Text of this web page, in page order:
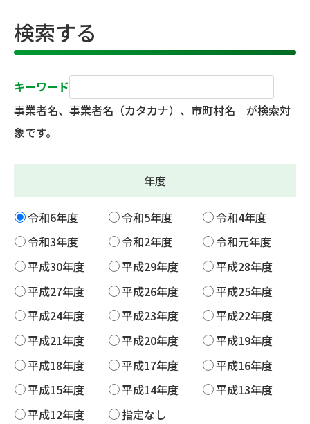
検索する
キーワード
事業者名、事業者名（カタカナ）、市町村名 が検索対
象です。
年度
令和6年度 令和5年度
令和4年度
令和3年度
令和2年度
令和元年度
平成30年度
平成29年度
平成28年度
平成27年度
平成26年度
平成25年度
平成24年度
平成23年度
平成22年度
平成21年度
平成20年度
平成19年度
平成18年度
平成17年度
平成16年度
平成15年度
平成14年度
平成13年度
平成12年度
指定なし